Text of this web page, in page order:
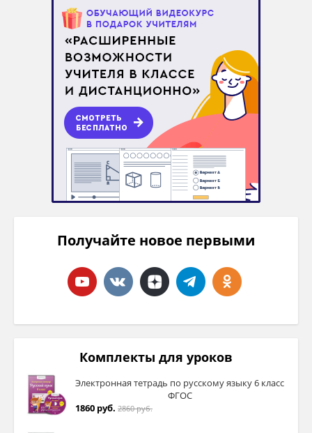
Получайте новое первыми
Комплекты для уроков
Электронная тетрадь по русскому языку 6 класс
ФГОС
1860 руб. 2860 руб.